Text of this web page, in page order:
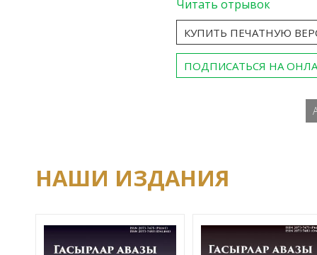
Читать отрывок
КУПИТЬ ПЕЧАТНУЮ
ПОДПИСАТЬСЯ НА
НАШИ ИЗДАНИЯ